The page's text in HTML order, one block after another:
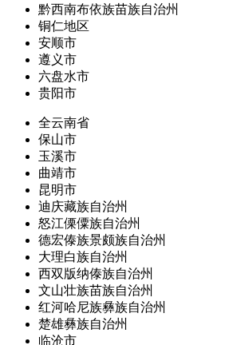
黔西南布依族苗族自治州
铜仁地区
安顺市
遵义市
六盘水市
贵阳市
全云南省
保山市
玉溪市
曲靖市
昆明市
迪庆藏族自治州
怒江傈僳族自治州
德宏傣族景颇族自治州
大理白族自治州
西双版纳傣族自治州
文山壮族苗族自治州
红河哈尼族彝族自治州
楚雄彝族自治州
临沧市